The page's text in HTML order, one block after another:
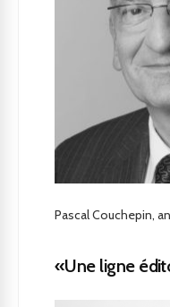
Pascal Couchepin,
«Une ligne